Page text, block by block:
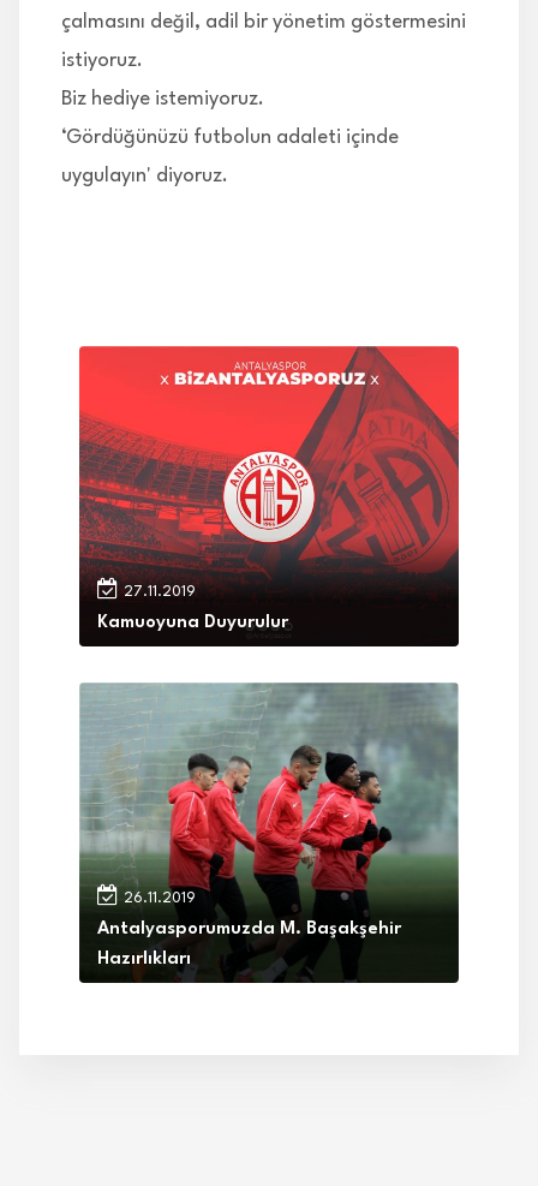
çalmasını değil, adil bir yönetim göstermesini
istiyoruz.
Biz hediye istemiyoruz.
‘Gördüğünüzü futbolun adaleti içinde
uygulayın' diyoruz.
27.11.2019
Kamuoyuna Duyurulur
26.11.2019
Antalyasporumuzda M. Başakşehir
Hazırlıkları